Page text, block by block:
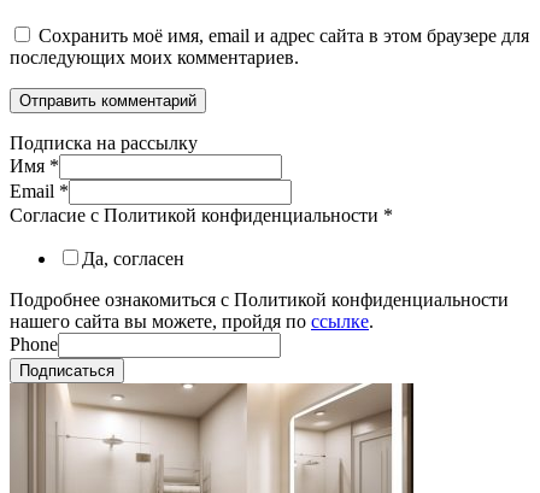
Сохранить моё имя, email и адрес сайта в этом браузере для
последующих моих комментариев.
Подписка на рассылку
Имя *
Email *
Согласие с Политикой конфиденциальности *
Да, согласен
Подробнее ознакомиться с Политикой конфиденциальности
нашего сайта вы можете, пройдя по ссылке.
Phone
Подписаться